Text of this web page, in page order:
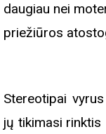
daugiau nei
priežiūros
Stereotipai
jų tikimasi rinktis